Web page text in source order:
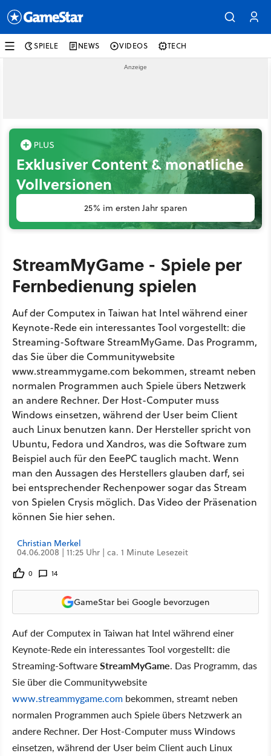
SPIELE NEWS VIDEOS TECH
Exklusiver Content & monatliche
Vollversionen
25% im ersten Jahr sparen
StreamMyGame - Spiele per
Fernbedienung spielen
Auf der Computex in Taiwan hat Intel während einer
Keynote-Rede ein interessantes Tool vorgestellt: die
Streaming-Software StreamMyGame. Das Programm,
das Sie über die Communitywebsite
www.streammygame.com bekommen, streamt neben
normalen Programmen auch Spiele übers Netzwerk
an andere Rechner. Der Host-Computer muss
Windows einsetzen, während der User beim Client
auch Linux benutzen kann. Der Hersteller spricht von
Ubuntu, Fedora und Xandros, was die Software zum
Beispiel auch für den EeePC tauglich macht. Wenn
man den Aussagen des Herstellers glauben darf, sei
bei entsprechender Rechenpower sogar das Stream
von Spielen Crysis möglich. Das Video der Präsenation
können Sie hier sehen.
Christian Merkel
04.06.2008 | 11:25 Uhr | ca. 1 Minute Lesezeit
0 14
GameStar bei Google bevorzugen
Auf der Computex in Taiwan hat Intel während einer
Keynote-Rede ein interessantes Tool vorgestellt: die
Streaming-SoftwareStreamMyGame. Das Programm, das
Sie über die Communitywebsite
www.streammygame.com bekommen, streamt neben
normalen Programmen auch Spiele übers Netzwerk an
andere Rechner. Der Host-Computer muss Windows
einsetzen, während der User beim Client auch Linux